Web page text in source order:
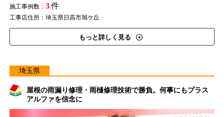
施工事例数： 3件
工事店住所：埼玉県日高市旭ケ丘
もっと詳しく見る
埼玉県
屋根の雨漏り修理・雨樋修理技術で勝負。何事にもプラス
アルファを信念に